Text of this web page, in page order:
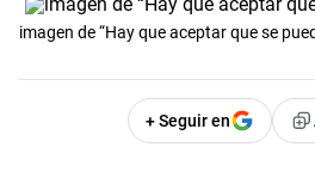
imagen de “Hay que aceptar que se
+ Seguir en